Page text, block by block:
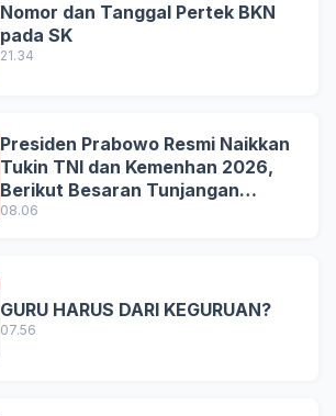
Nomor dan Tanggal Pertek BKN
pada SK
21.34
Presiden Prabowo Resmi Naikkan
Tukin TNI dan Kemenhan 2026,
Berikut Besaran Tunjangan
Terbaru
08.06
GURU HARUS DARI KEGURUAN?
07.56